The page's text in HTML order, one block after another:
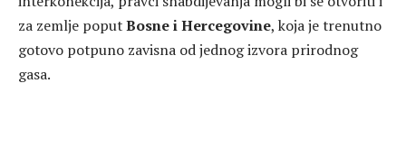
za zemlje poputBosne i Hercegovine, koja je trenutno
gotovo potpuno zavisna od jednog izvora prirodnog
gasa.